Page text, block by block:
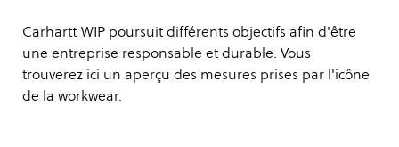
Carhartt WIP poursuit différents objectifs afin d'être
une entreprise responsable et durable. Vous
trouverez ici un aperçu des mesures prises par l'icône
de la workwear.